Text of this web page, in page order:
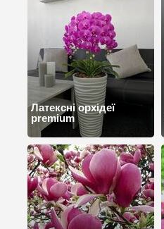
Латексні орхідеї
premium